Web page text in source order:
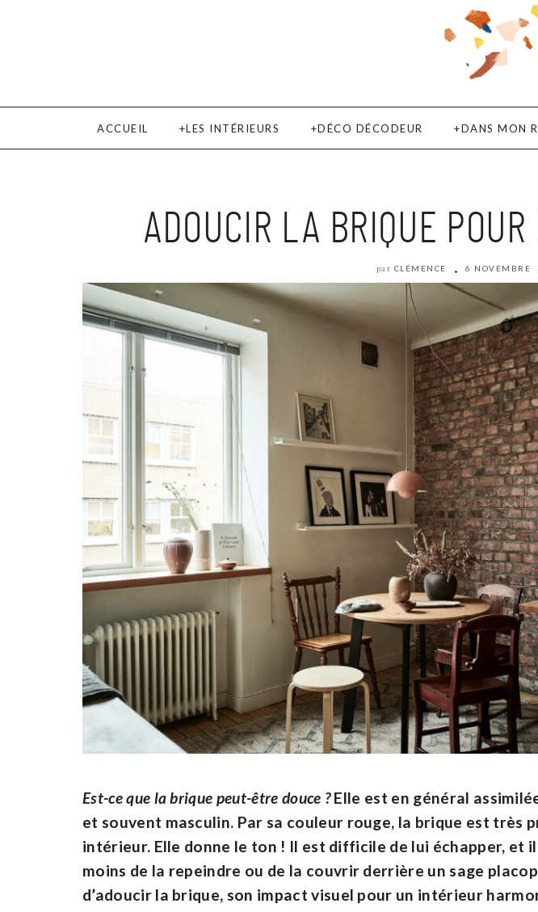
ACCUEIL LES INTÉRIEURS DÉCO DÉCODEUR DANS MON
ADOUCIR LA BRIQUE
par CLÉMENCE 6 NOVEMBRE
Est-ce que la brique peut-être douce ?Elle est en général
et souvent masculin. Par sa couleur rouge, la brique est très
intérieur. Elle donne le ton ! Il est difficile de lui échapper, et
moins de la repeindre ou de la couvrir derrière un sage
d’adoucir la brique, son impact visuel pour un intérieur